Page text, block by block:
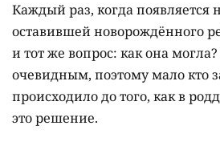
Каждый раз, когда появляется
оставившей новорождённого
и тот же вопрос: как она
очевидным, поэтому мало кто
происходило до того, как в
это решение.